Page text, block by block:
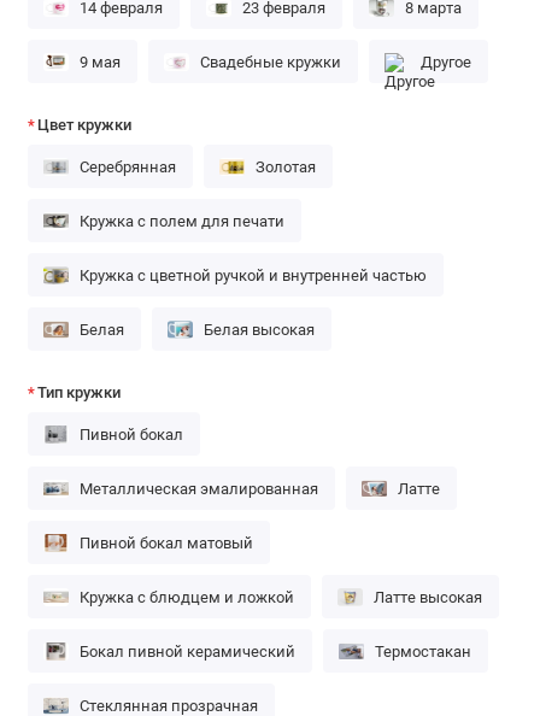
14 февраля 23 февраля 8 марта
9 мая Свадебные кружки Другое
Цвет кружки
Серебрянная Золотая
Кружка с полем для печати
Кружка с цветной ручкой и внутренней частью
Белая Белая высокая
Тип кружки
Пивной бокал
Металлическая эмалированная Латте
Пивной бокал матовый
Кружка с блюдцем и ложкой Латте высокая
Бокал пивной керамический Термостакан
Стеклянная прозрачная